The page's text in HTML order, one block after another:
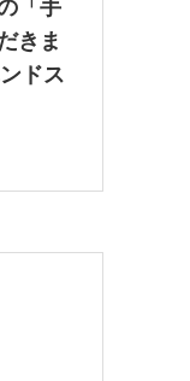
「手
きま
ドス